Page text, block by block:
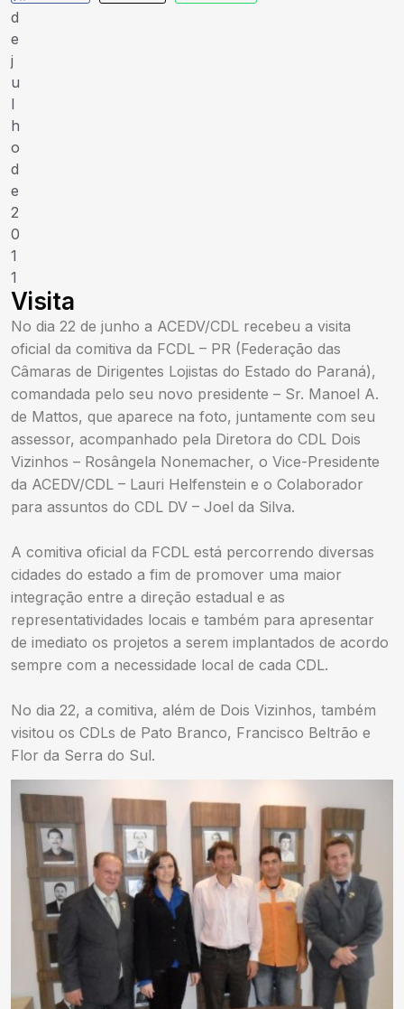
d
e
j
u
l
h
o
d
e
2
0
1
1
Visita
No dia 22 de junho a ACEDV/CDL recebeu a visita
oficial da comitiva da FCDL – PR (Federação das
Câmaras de Dirigentes Lojistas do Estado do Paraná),
comandada pelo seu novo presidente – Sr. Manoel A.
de Mattos, que aparece na foto, juntamente com seu
assessor, acompanhado pela Diretora do CDL Dois
Vizinhos – Rosângela Nonemacher, o Vice-Presidente
da ACEDV/CDL – Lauri Helfenstein e o Colaborador
para assuntos do CDL DV – Joel da Silva.
A comitiva oficial da FCDL está percorrendo diversas
cidades do estado a fim de promover uma maior
integração entre a direção estadual e as
representatividades locais e também para apresentar
de imediato os projetos a serem implantados de acordo
sempre com a necessidade local de cada CDL.
No dia 22, a comitiva, além de Dois Vizinhos, também
visitou os CDLs de Pato Branco, Francisco Beltrão e
Flor da Serra do Sul.